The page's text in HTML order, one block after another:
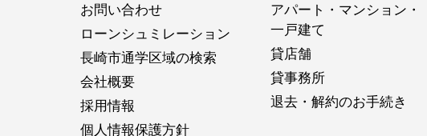
お問い合わせ
ローンシュミレーション
長崎市通学区域の検索
会社概要
採用情報
個人情報保護方針
アパート・マンション・
一戸建て
貸店舗
貸事務所
退去・解約のお手続き